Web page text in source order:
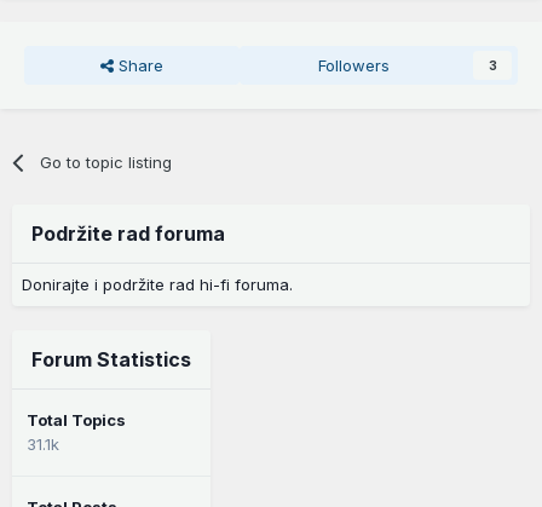
Share Followers 3
Go to topic listing
Podržite rad foruma
Donirajte i podržite rad hi-fi foruma.
Forum Statistics
Total Topics
31.1k